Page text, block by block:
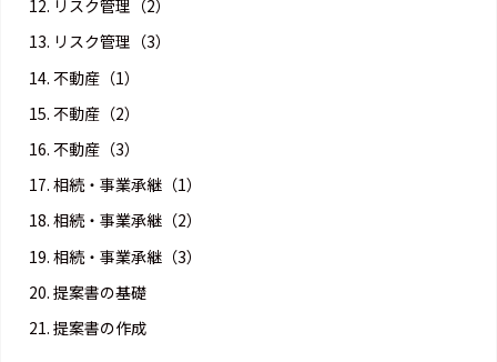
12. リスク管理（2）
13. リスク管理（3）
14. 不動産（1）
15. 不動産（2）
16. 不動産（3）
17. 相続・事業承継（1）
18. 相続・事業承継（2）
19. 相続・事業承継（3）
20. 提案書の基礎
21. 提案書の作成